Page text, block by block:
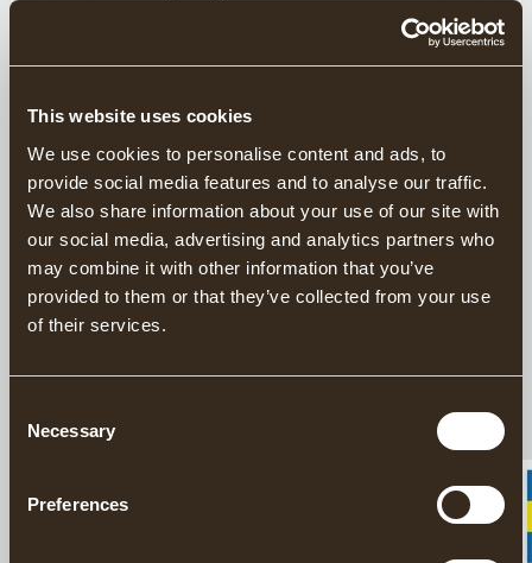
This website uses cookies
We use cookies to personalise content and ads, to
provide social media features and to analyse our traffic.
We also share information about your use of our site with
our social media, advertising and analytics partners who
may combine it with other information that you’ve
provided to them or that they’ve collected from your use
of their services.
Selection
Necessary
Preferences
Stornierung 4–2 Wochen vor Kursbeginn: 50 % der
Stornierung 2–0 Wochen vor Kursbeginn: 100 % der
Kursgebühr.
Pfostenbaukurs
Bei Anmeldung wird eine Anmeldegebühr von 10 %
der Kursgebühr fällig, die bei
Stornierung nicht zurückerstattet wird.
Wenn Sie früher als 6 Wochen vor Kursbeginn
vollständig zurückerstattet.
Bei Stornierung mehr als 45 Tage vor Kursbeginn kann
die Anmeldegebühr stattdessen als Guthaben für einen